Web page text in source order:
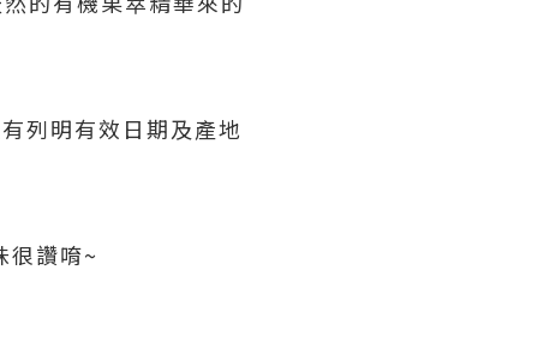
列明有效日期及產地
很讚唷~